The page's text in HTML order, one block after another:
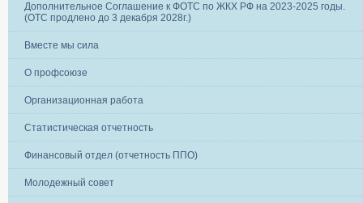
Дополнительное Соглашение к ФОТС по ЖКХ РФ на 2023-2025 годы.
(ОТС продлено до 3 декабря 2028г.)
Вместе мы сила
О профсоюзе
Организационная работа
Статистическая отчетность
Финансовый отдел (отчетность ППО)
Молодежный совет